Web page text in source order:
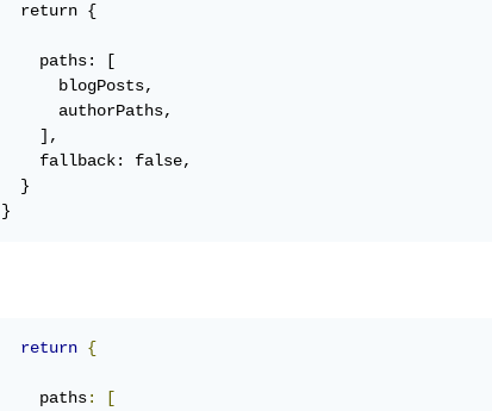
  return {
    paths: [
      blogPosts,
      authorPaths,
    ],
    fallback: false,
  }
}
return {
    paths
:
[